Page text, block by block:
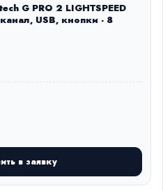
G PRO 2 LIGHTSPEED
USB, кнопки - 8
в заявку